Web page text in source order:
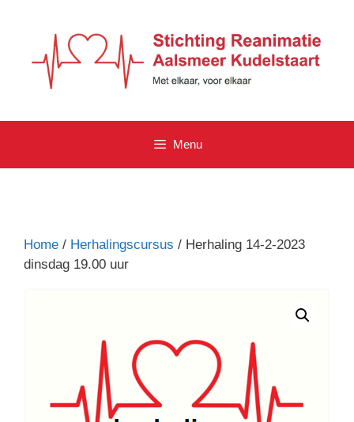
inhoud
Menu
Home / Herhalingscursus / Herhaling 14-2-2023
dinsdag 19.00 uur